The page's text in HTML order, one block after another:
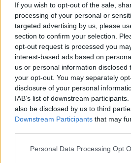
If you wish to opt-out of the sale,
processing of your personal or
targeted advertising by us, please
section to confirm your selection.
opt-out request is processed you
interest-based ads based on
us or personal information disclosed
your opt-out. You may separately
disclosure of your personal
IAB’s list of downstream
also be disclosed by us to third
Downstream Participants that may
Personal Data Processing Opt
Για ποιο λόγο
οι άσπρες
δρόμο;
18 Μαΐου 2025
Χαμηλού κόστους επεμβάσεις
μπορούν να ενισχύσουν
των χρηστών του οδικού
συμβολή στην ενίσχυση της...